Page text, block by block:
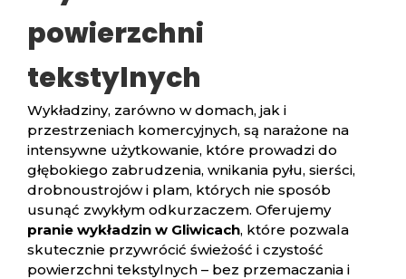
powierzchni
tekstylnych
Wykładziny, zarówno w domach, jak i
przestrzeniach komercyjnych, są narażone na
intensywne użytkowanie, które prowadzi do
głębokiego zabrudzenia, wnikania pyłu, sierści,
drobnoustrojów i plam, których nie sposób
usunąć zwykłym odkurzaczem. Oferujemy
pranie wykładzin w Gliwicach, które pozwala
skutecznie przywrócić świeżość i czystość
powierzchni tekstylnych – bez przemaczania i